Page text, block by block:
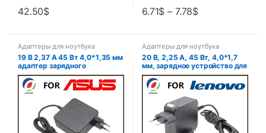
42.50$ 6.71$ – 7.78$
Адаптеры для ноутбука
19 В 2,37 А 45 Вт 4,0*1,35 мм
адаптер зарядного
устройства для ноутбука
ADP-45BW для Asus Zenbook
UX305 UX21A UX32A X201E
X202E U3000 UX52 Блок
питания
Адаптеры для ноутбука
20 В, 2,25 А, 45 Вт, 4,0*1,7
мм, зарядное устройство для
ноутбука Lenovo YOGA 310
510 520 710 MIIX5 7000 Air 12
13 ideapad 320 100 110 N22